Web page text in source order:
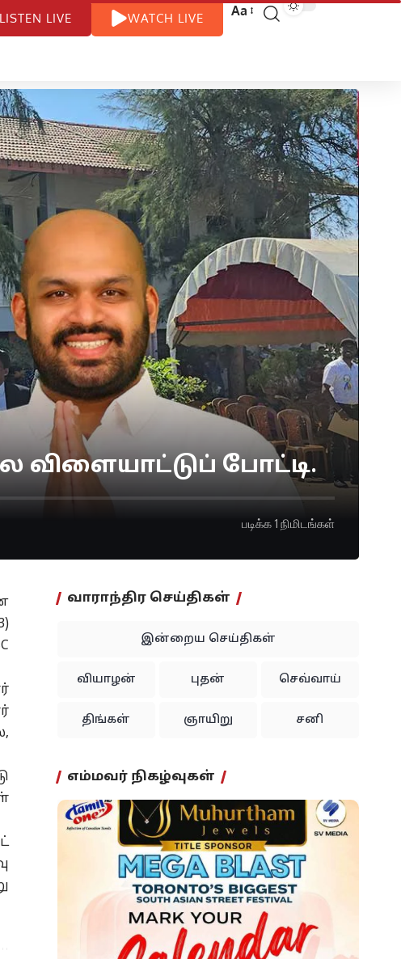
LISTEN LIVE WATCH LIVE Aa
விளையாட்டுப் போட்டி.
படிக்க 1 நிமிடங்கள்
வாராந்திர செய்திகள்
இன்றைய செய்திகள்
வியாழன் புதன் செவ்வாய்
திங்கள் ஞாயிறு சனி
எம்மவர் நிகழ்வுகள்